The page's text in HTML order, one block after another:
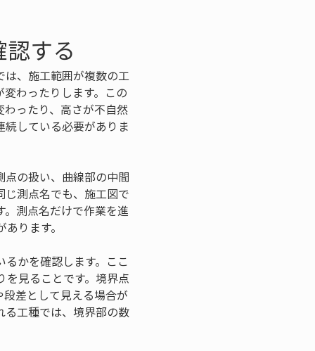
する
は、施工範囲が複数の工
わったりします。この
ったり、高さが不自然
している必要がありま
の扱い、曲線部の中間
測点名でも、施工図で
測点名だけで作業を進
ります。
かを確認します。ここ
見ることです。境界点
差として見える場合が
る工種では、境界部の数